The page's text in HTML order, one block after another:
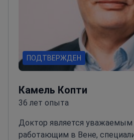
занимает должности
онкологического центра и
директора Международного
центра Винер
ПОДТВЕРЖДЕН
Камель Копти
36 лет опыта
Доктор является уважаемым
работающим в Вене,